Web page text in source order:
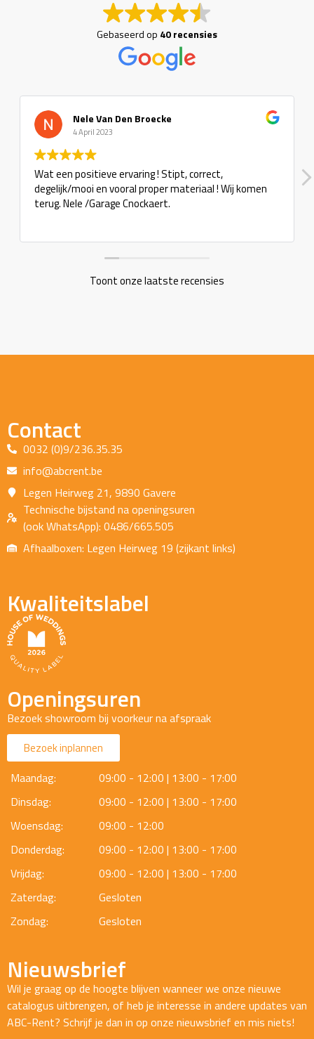
Gebaseerd op 40 recensies
Nele Van Den Broecke
4 April 2023
Wat een positieve ervaring ! Stipt, correct,
degelijk/mooi en vooral proper materiaal ! Wij komen
terug. Nele /Garage Cnockaert.
Toont onze laatste recensies
Contact
0032 (0)9/236.35.35
info@abcrent.be
Legen Heirweg 21, 9890 Gavere
Technische bijstand na openingsuren
(ook WhatsApp): 0486/665.505
Afhaalboxen: Legen Heirweg 19 (zijkant links)
Kwaliteitslabel
Openingsuren
Bezoek showroom bij voorkeur na afspraak
Bezoek inplannen
Maandag:
09:00 - 12:00 | 13:00 - 17:00
Dinsdag:
09:00 - 12:00 | 13:00 - 17:00
Woensdag:
09:00 - 12:00
Donderdag:
09:00 - 12:00 | 13:00 - 17:00
Vrijdag:
09:00 - 12:00 | 13:00 - 17:00
Zaterdag:
Gesloten
Zondag:
Gesloten
Nieuwsbrief
Wil je graag op de hoogte blijven wanneer we onze nieuwe
catalogus uitbrengen, of heb je interesse in andere updates van
ABC-Rent? Schrijf je dan in op onze nieuwsbrief en mis niets!